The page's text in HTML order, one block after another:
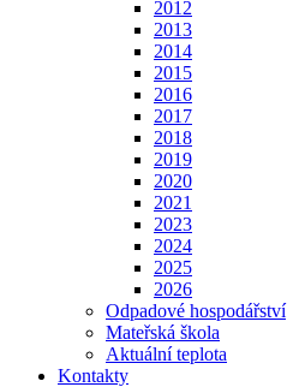
2012
2013
2014
2015
2016
2017
2018
2019
2020
2021
2023
2024
2025
2026
Odpadové hospodářství
Mateřská škola
Aktuální teplota
Kontakty